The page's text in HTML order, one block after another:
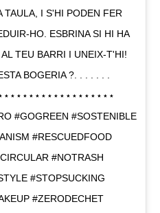
TAULA, I S'HI PODEN FER
HO. ESBRINA SI HI HA
TEU BARRI I UNEIX-T'HI!
BOGERIA ?. . . . . . .
#GOGREEN #SOSTENIBLE
#RESCUEDFOOD
#NOTRASH
#STOPSUCKING
#ZERODECHET